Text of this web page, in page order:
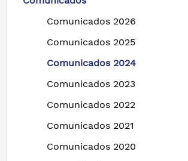
Comunicados 2026
Comunicados 2025
Comunicados 2024
Comunicados 2023
Comunicados 2022
Comunicados 2021
Comunicados 2020